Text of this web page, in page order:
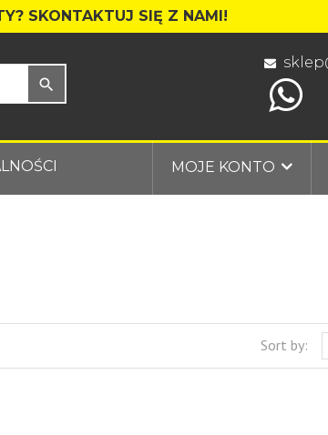
SKONTAKTUJ SIĘ Z NAMI!
search
MOJE KONTO
Sort by: